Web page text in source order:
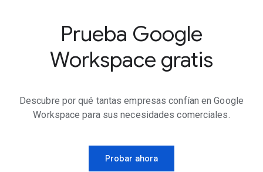
Prueba Google
Workspace gratis
Descubre por qué tantas empresas confían en Google
Workspace para sus necesidades comerciales.
Probar ahora